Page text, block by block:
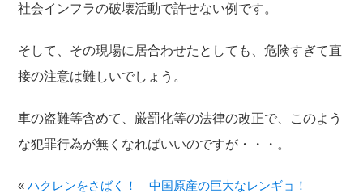
社会インフラの破壊活動で許せない例です。
そして、その現場に居合わせたとしても、危険すぎて直
接の注意は難しいでしょう。
車の盗難等含めて、厳罰化等の法律の改正で、このよう
な犯罪行為が無くなればいいのですが・・・。
«ハクレンをさばく！ 中国原産の巨大なレンギョ！